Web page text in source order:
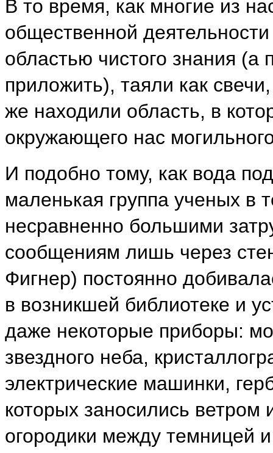
В то время, как многие из
общественной
областью чистого знания
приложить), таяли как
же находили область, в
окружающего нас
И подобно тому, как вода
маленькая группа ученых в
несравненно большими
сообщениям лишь через
Фигнер) постоянно
в возникшей библиотеке и
даже некоторые приборы:
звездного неба,
электрические машинки,
которых заносились
огородики между темницей